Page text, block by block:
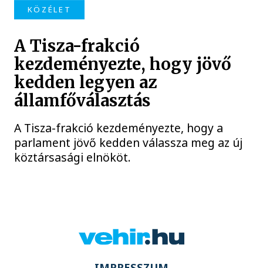
KÖZÉLET
A Tisza-frakció
kezdeményezte, hogy jövő
kedden legyen az
államfőválasztás
A Tisza-frakció kezdeményezte, hogy a
parlament jövő kedden válassza meg az új
köztársasági elnököt.